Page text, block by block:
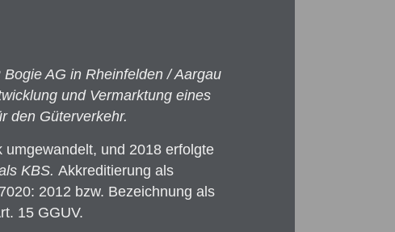
AG in Rheinfelden / Aargau
und Vermarktung eines
den Güterverkehr.
und 2018 erfolgte
KBS. Akkreditierung als
2012 bzw. Bezeichnung als
15 GGUV.